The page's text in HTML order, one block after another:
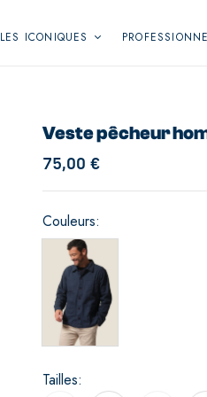
LES ICONIQUES
Veste pêcheur
75,00€
Couleurs
Tailles